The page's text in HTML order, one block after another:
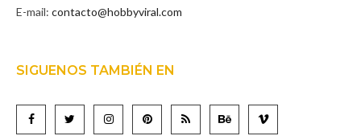
E-mail: contacto@hobbyviral.com
SIGUENOS TAMBIÉN EN